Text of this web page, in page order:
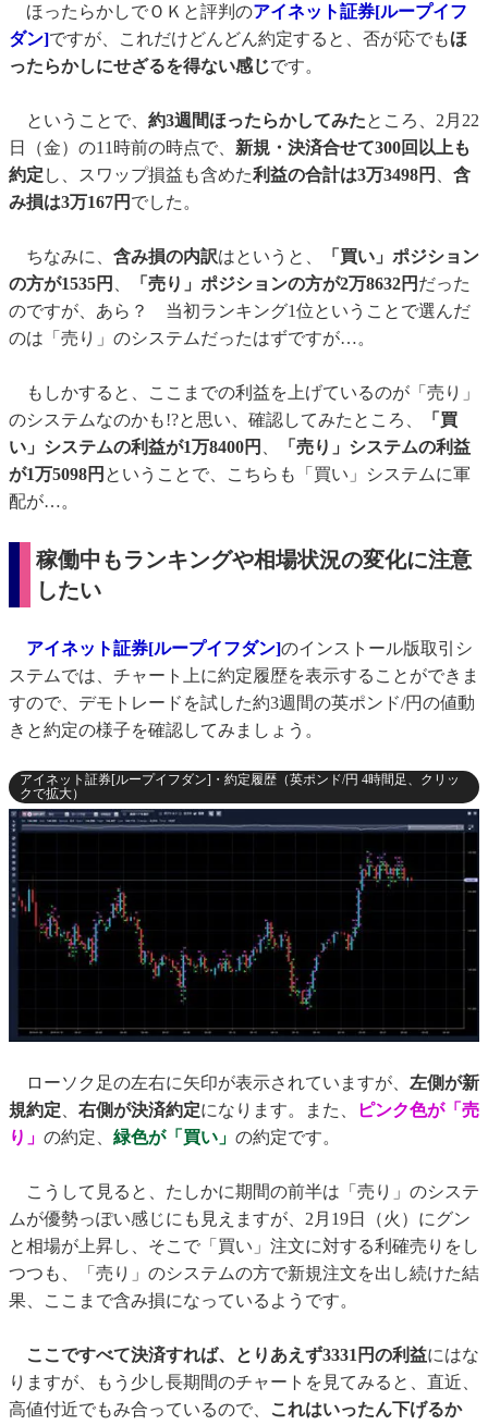
ほったらかしでＯＫと評判のアイネット証券[ループイフ
ダン]ですが、これだけどんどん約定すると、否が応でもほ
ったらかしにせざるを得ない感じです。
ということで、 約3週間ほったらかしてみたところ、2月22
日（金）の11時前の時点で、 新規・決済合せて300回以上も
約定 し、スワップ損益も含めた利益の合計は3万3498円
含
み損は3万167円 でした。
ちなみに、 含み損の内訳はというと、
「買い」ポジション
の方が1535円
「売り」ポジションの方が2万8632円 だった
のですが、あら？ 当初ランキング1位ということで選んだ
のは「売り」のシステムだったはずですが…。
もしかすると、ここまでの利益を上げているのが「売り」
のシステムなのかも!?と思い、確認してみたところ、
「買
い」システムの利益が1万8400円
「売り」システムの利益
が1万5098円 ということで、こちらも「買い」システムに軍
配が…。
稼働中もランキングや相場状況の変化に注意
したい
アイネット証券[ループイフダン]のインストール版取引シ
ステムでは、チャート上に約定履歴を表示することができま
すので、デモトレードを試した約3週間の英ポンド/円の値動
きと約定の様子を確認してみましょう。
アイネット証券[ループイフダン]・約定履歴（英ポンド/円 4時間足、クリッ
クで拡大）
ローソク足の左右に矢印が表示されていますが、 左側が新
規約定
右側が決済約定になります。また、
ピンク色が「売
り」 の約定、 緑色が「買い」 の約定です。
こうして見ると、たしかに期間の前半は「売り」のシステ
ムが優勢っぽい感じにも見えますが、2月19日（火）にグン
と相場が上昇し、そこで「買い」注文に対する利確売りをし
つつも、「売り」のシステムの方で新規注文を出し続けた結
果、ここまで含み損になっているようです。
ここですべて決済すれば、とりあえず3331円の利益にはな
りますが、もう少し長期間のチャートを見てみると、直近、
高値付近でもみ合っているので、
これはいったん下げるか